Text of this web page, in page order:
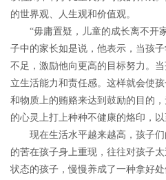
的世界观、人生观和价值观。
“毋庸置疑，儿童的成长离不开家
子中的家长如是说，他表示，当孩
不足，激励他向更高的目标努力。
立生活能力和责任感。这样就会使
和物质上的贿赂来达到鼓励的目的
的心灵上打上种种不健康的烙印，
现在生活水平越来越高，孩子们
的苦在孩子身上重现，往往对孩子
状态的孩子，慢慢养成了一种拿好